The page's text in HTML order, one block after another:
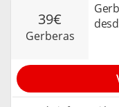
39€
gerberas